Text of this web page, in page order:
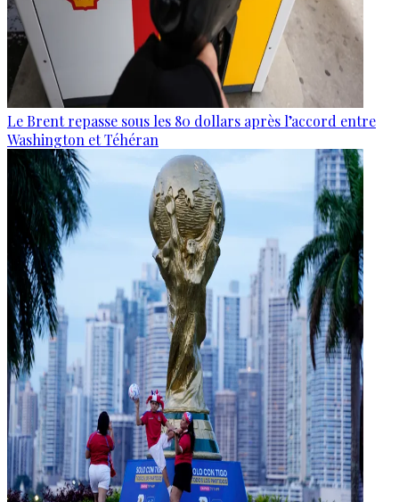
Le Brent repasse sous les 80 dollars après l’accord entre
Washington et Téhéran